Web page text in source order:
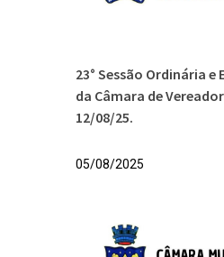
23° Sessão Ordinária
da Câmara de
12/08/25.
05/08/2025